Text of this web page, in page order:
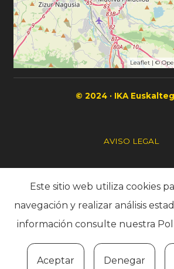
Leaflet| ©
© 2024 · IKA
AVISO LEGAL
POLÍTICA DE
Este sitio web utiliza cookies
navegación y realizar análisis
información consulte nuestra
Aceptar Denegar